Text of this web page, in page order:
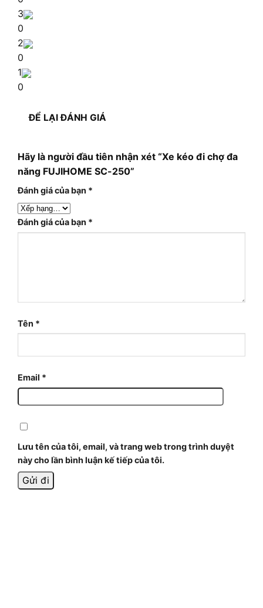
3
0
2
0
1
0
ĐỂ LẠI ĐÁNH GIÁ
Hãy là người đầu tiên nhận xét “Xe kéo đi chợ đa
năng FUJIHOME SC-250”
Đánh giá của bạn *
Đánh giá của bạn *
Tên *
Email *
Lưu tên của tôi, email, và trang web trong trình duyệt
này cho lần bình luận kế tiếp của tôi.